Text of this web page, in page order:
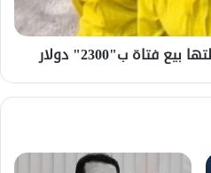
فتاة ب"2300" دولار